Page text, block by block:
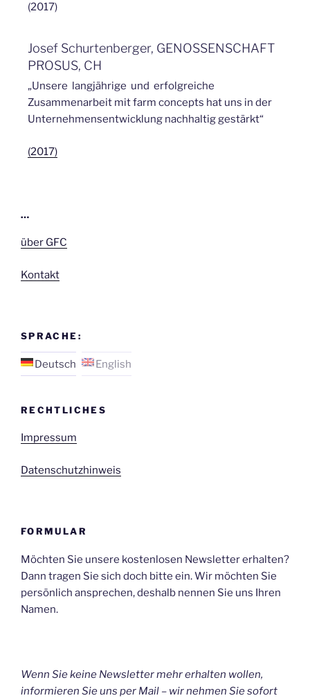
(2017)
Josef Schurtenberger, GENOSSENSCHAFT
PROSUS, CH
„Unsere langjährige und erfolgreiche
Zusammenarbeit mit farm concepts hat uns in der
Unternehmensentwicklung nachhaltig gestärkt“
(2017)
…
über GFC
Kontakt
SPRACHE:
Deutsch English
RECHTLICHES
Impressum
Datenschutzhinweis
FORMULAR
Möchten Sie unsere kostenlosen Newsletter erhalten?
Dann tragen Sie sich doch bitte ein. Wir möchten Sie
persönlich ansprechen, deshalb nennen Sie uns Ihren
Namen.
Wenn Sie keine Newsletter mehr erhalten wollen,
informieren Sie uns per Mail – wir nehmen Sie sofort